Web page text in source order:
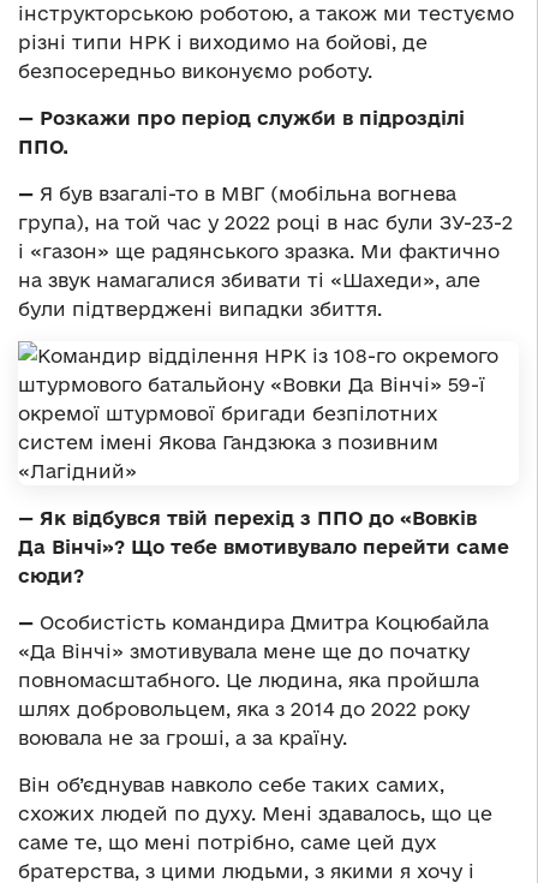
інструкторською роботою, а також ми тестуємо
різні типи НРК і виходимо на бойові, де
безпосередньо виконуємо роботу.
— Розкажи про період служби в підрозділі
ППО.
— Я був взагалі-то в МВГ (мобільна вогнева
група), на той час у 2022 році в нас були ЗУ-23-2
і «газон» ще радянського зразка. Ми фактично
на звук намагалися збивати ті «Шахеди», але
були підтверджені випадки збиття.
— Як відбувся твій перехід з ППО до «Вовків
Да Вінчі»? Що тебе вмотивувало перейти саме
сюди?
— Особистість командира Дмитра Коцюбайла
«Да Вінчі» змотивувала мене ще до початку
повномасштабного. Це людина, яка пройшла
шлях добровольцем, яка з 2014 до 2022 року
воювала не за гроші, а за країну.
Він об’єднував навколо себе таких самих,
схожих людей по духу. Мені здавалось, що це
саме те, що мені потрібно, саме цей дух
братерства, з цими людьми, з якими я хочу і